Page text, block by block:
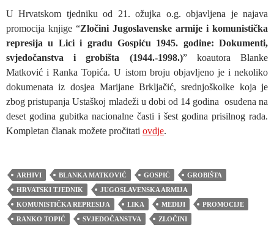
U Hrvatskom tjedniku od 21. ožujka o.g. objavljena je najava
promocija knjige “Zločini Jugoslavenske armije i komunistička
represija u Lici i gradu Gospiću 1945. godine: Dokumenti,
svjedočanstva i grobišta (1944.-1998.)” koautora Blanke
Matković i Ranka Topića. U istom broju objavljeno je i nekoliko
dokumenata iz dosjea Marijane Brkljačić, srednjoškolke koja je
zbog pristupanja Ustaškoj mladeži u dobi od 14 godina osuđena na
deset godina gubitka nacionalne časti i šest godina prisilnog rada.
Kompletan članak možete pročitati ovdje.
ARHIVI BLANKA MATKOVIĆ GOSPIĆ
GROBIŠTA
HRVATSKI TJEDNIK
JUGOSLAVENSKA ARMIJA
KOMUNISTIČKA REPRESIJA
LIKA MEDIJI
PROMOCIJE
RANKO TOPIĆ
SVJEDOČANSTVA ZLOČINI